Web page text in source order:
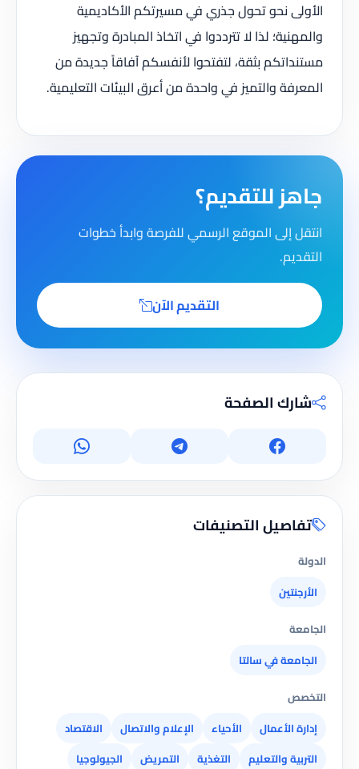
الأولى نحو تحول جذري في مسيرتكم الأكاديمية
والمهنية؛ لذا لا تترددوا في اتخاذ المبادرة وتجهيز
مستنداتكم بثقة، لتفتحوا لأنفسكم آفاقاً جديدة من
المعرفة والتميز في واحدة من أعرق البيئات التعليمية.
جاهز للتقديم؟
انتقل إلى الموقع الرسمي للفرصة وابدأ خطوات
التقديم.
التقديم الآن
شارك الصفحة
تفاصيل التصنيفات
الدولة
الأرجنتين
الجامعة
الجامعة في سالتا
التخصص
إدارة الأعمال
الأحياء الإعلام والاتصال
الاقتصاد
التربية والتعليم
التغذية التمريض
الجيولوجيا